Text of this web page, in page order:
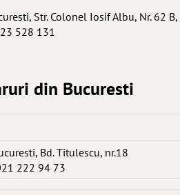
Str. Colonel Iosif Albu, Nr. 62
528 131
din Bucuresti
Bd. Titulescu, nr.18
222 94 73